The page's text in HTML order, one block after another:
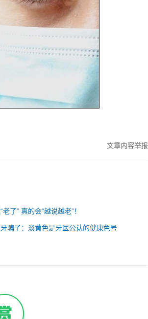
文章内容举报
了” 真的会“越说越老”！
骗了：淡黄色是牙医公认的健康色号